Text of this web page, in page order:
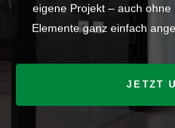
eigene Projekt – auch
Elemente ganz einfach
JETZT